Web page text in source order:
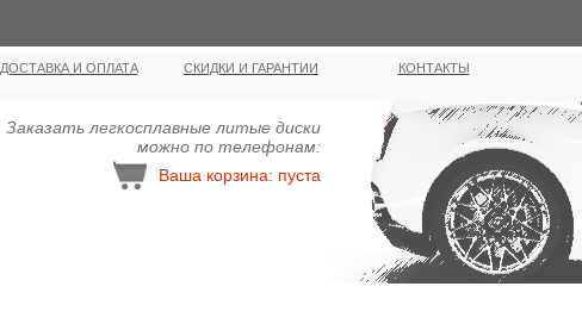
ДОСТАВКА И ОПЛАТА СКИДКИ И ГАРАНТИИ КОНТАКТЫ
Заказать легкосплавные литыe диcки
можно по телефонам:
Ваша корзина: пуста